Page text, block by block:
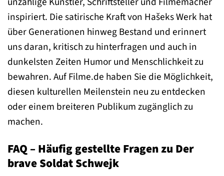
inspiriert. Die satirische Kraft von Hašeks Werk hat
über Generationen hinweg Bestand und erinnert
uns daran, kritisch zu hinterfragen und auch in
dunkelsten Zeiten Humor und Menschlichkeit zu
bewahren. Auf Filme.de haben Sie die Möglichkeit,
diesen kulturellen Meilenstein neu zu entdecken
oder einem breiteren Publikum zugänglich zu
machen.
FAQ – Häufig gestellte Fragen zu Der
brave Soldat Schwejk